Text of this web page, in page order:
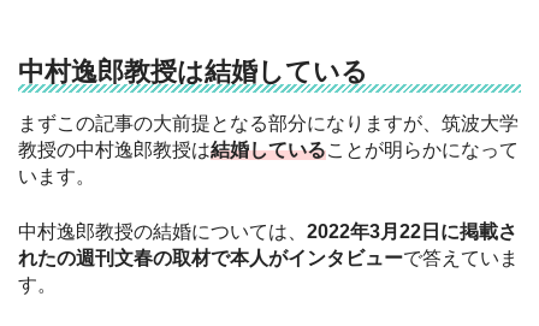
中村逸郎教授は結婚している
まずこの記事の大前提となる部分になりますが、筑波大学
教授の中村逸郎教授は結婚していることが明らかになって
います。
中村逸郎教授の結婚については、 2022年3月22日に掲載さ
れたの週刊文春の取材で本人がインタビューで答えていま
す。